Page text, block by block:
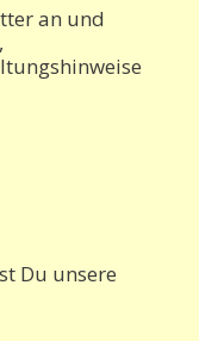
an und
Du unsere